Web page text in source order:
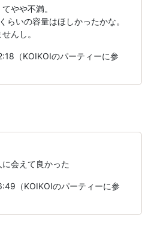
やや不満。
らいの容量はほしかったかな。
んし。
（KOIKOIのパーティーに参
会えて良かった
（KOIKOIのパーティーに参